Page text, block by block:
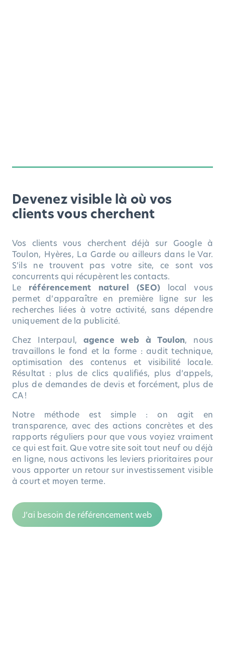
Devenez visible là où vos
clients vous cherchent
Vos clients vous cherchent déjà sur Google à
Toulon, Hyères, La Garde ou ailleurs dans le Var.
S’ils ne trouvent pas votre site, ce sont vos
concurrents qui récupèrent les contacts.
Le référencement naturel (SEO)local vous
permet d’apparaître en première ligne sur les
recherches liées à votre activité, sans dépendre
uniquement de la publicité.
Chez Interpaul, agence web à Toulon, nous
travaillons le fond et la forme : audit technique,
optimisation des contenus et visibilité locale.
Résultat : plus de clics qualifiés, plus d’appels,
plus de demandes de devis et forcément, plus de
CA !
Notre méthode est simple : on agit en
transparence, avec des actions concrètes et des
rapports réguliers pour que vous voyiez vraiment
ce qui est fait. Que votre site soit tout neuf ou déjà
en ligne, nous activons les leviers prioritaires pour
vous apporter un retour sur investissement visible
à court et moyen terme.
J’ai besoin de référencement web